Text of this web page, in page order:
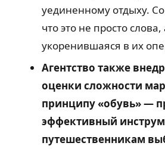
уединенному отдыху.
что это не просто слова,
укоренившаяся в их
Агентство также
оценки сложности
принципу «обувь» —
эффективный
путешественникам